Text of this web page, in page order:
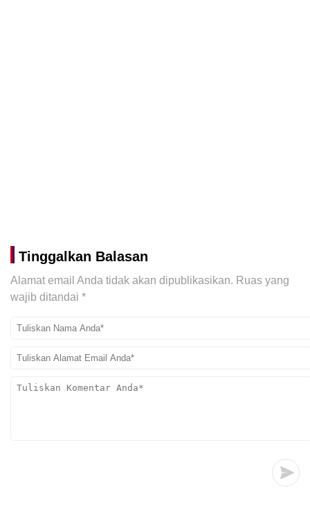
Tinggalkan Balasan
Alamat email Anda tidak akan dipublikasikan. Ruas yang
wajib ditandai *